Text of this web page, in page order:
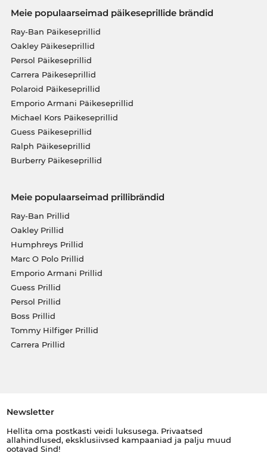
Meie populaarseimad päikeseprillide brändid
Ray-Ban Päikeseprillid
Oakley Päikeseprillid
Persol Päikeseprillid
Carrera Päikeseprillid
Polaroid Päikeseprillid
Emporio Armani Päikeseprillid
Michael Kors Päikeseprillid
Guess Päikeseprillid
Ralph Päikeseprillid
Burberry Päikeseprillid
Meie populaarseimad prillibrändid
Ray-Ban Prillid
Oakley Prillid
Humphreys Prillid
Marc O Polo Prillid
Emporio Armani Prillid
Guess Prillid
Persol Prillid
Boss Prillid
Tommy Hilfiger Prillid
Carrera Prillid
Newsletter
Hellita oma postkasti veidi luksusega. Privaatsed
allahindlused, eksklusiivsed kampaaniad ja palju muud
ootavad Sind!